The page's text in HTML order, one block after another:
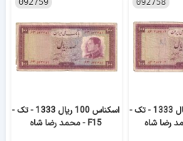
092758
اسکناس 100 ریال 1333 - تک -
092759
اسکناس 100 ریال 1333 - تک -
F15 - محمد رضا شاه